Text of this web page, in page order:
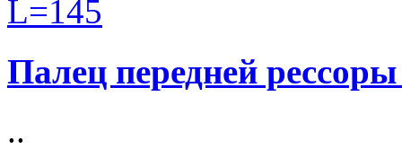
Палец передней
..